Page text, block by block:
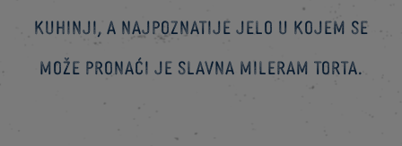
kuhinji, a najpoznatije jelo u kojem se
može pronaći je slavna mileram torta.